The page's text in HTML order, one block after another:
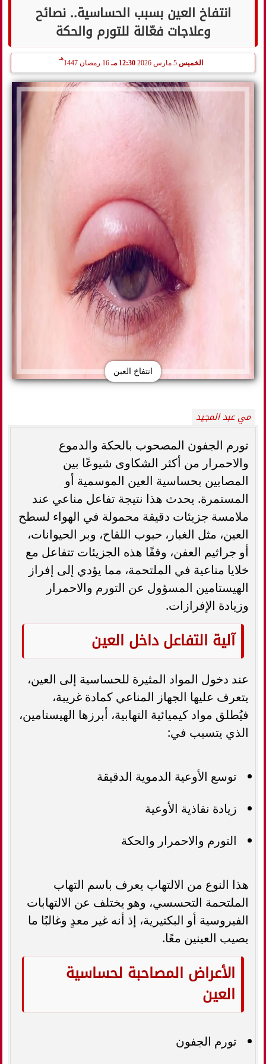
انتفاخ العين بسبب الحساسية.. نصائح
وعلاجات فعّالة للتورم والحكة
الخميس 5 مارس 2026 12:30 مـ 16 رمضان 1447
هـ
انتفاخ العين
مي عبد المجيد
تورم الجفون المصحوب بالحكة والدموع
والاحمرار من أكثر الشكاوى شيوعًا بين
المصابين بحساسية العين الموسمية أو
المستمرة. يحدث هذا نتيجة تفاعل مناعي عند
ملامسة جزيئات دقيقة محمولة في الهواء لسطح
العين، مثل الغبار، حبوب اللقاح، وبر الحيوانات،
أو جراثيم العفن، وفقًا هذه الجزيئات تتفاعل مع
خلايا مناعية في الملتحمة، مما يؤدي إلى إفراز
الهيستامين المسؤول عن التورم والاحمرار
وزيادة الإفرازات.
آلية التفاعل داخل العين
عند دخول المواد المثيرة للحساسية إلى العين،
يتعرف عليها الجهاز المناعي كمادة غريبة،
فيُطلق مواد كيميائية التهابية، أبرزها الهيستامين،
الذي يتسبب في:
توسع الأوعية الدموية الدقيقة
زيادة نفاذية الأوعية
التورم والاحمرار والحكة
هذا النوع من الالتهاب يعرف باسم التهاب
الملتحمة التحسسي، وهو يختلف عن الالتهابات
الفيروسية أو البكتيرية، إذ أنه غير معدٍ وغالبًا ما
يصيب العينين معًا.
الأعراض المصاحبة لحساسية
العين
تورم الجفون